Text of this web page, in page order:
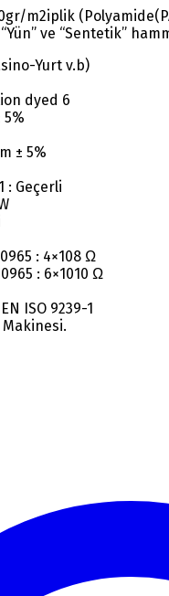
m2iplik
ve “Sentetik”
Yurt v.b)
dyed 6
5%
± 5%
: Geçerli
: 4×108 Ω
: 6×1010 Ω
ISO 9239-1
Makinesi.